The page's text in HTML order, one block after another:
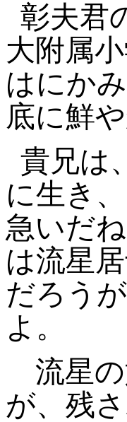
彰夫君
大附属
はにか
底に鮮や
貴兄は
に生き
急いだ
は流星
だろう
よ。
流星の
が、残